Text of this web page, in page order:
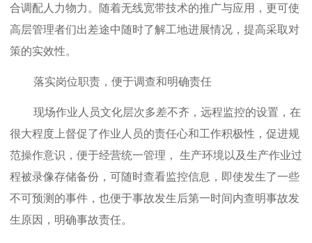
合调配人力物力。随着无线宽带技术的推广与应用，更可使
高层管理者们出差途中随时了解工地进展情况，提高采取对
策的实效性。
落实岗位职责，便于调查和明确责任
现场作业人员文化层次多差不齐，远程监控的设置，在
很大程度上督促了作业人员的责任心和工作积极性，促进规
范操作意识，便于经营统一管理， 生产环境以及生产作业过
程被录像存储备份，可随时查看监控信息，即使发生了一些
不可预测的事件，也便于事故发生后第一时间内查明事故发
生原因，明确事故责任。